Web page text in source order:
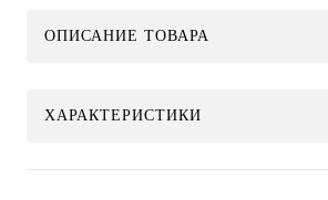
ОПИСАНИЕ ТОВАРА
ХАРАКТЕРИСТИКИ